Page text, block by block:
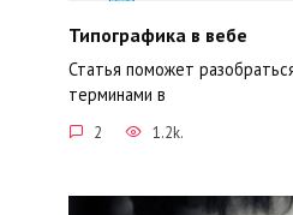
Типографика в вебе
Статья поможет
терминами в
2 1.2k.